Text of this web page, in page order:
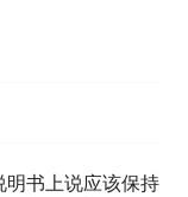
书上说应该保持